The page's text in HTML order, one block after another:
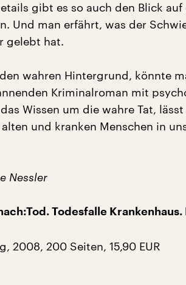
gibt es so auch den Blick auf
Und man erfährt, was der
gelebt hat.
wahren Hintergrund, könnte
Kriminalroman mit
Wissen um die wahre Tat,
und kranken Menschen in
Nessler
Todesfalle Krankenhaus.
2008, 200 Seiten, 15,90 EUR